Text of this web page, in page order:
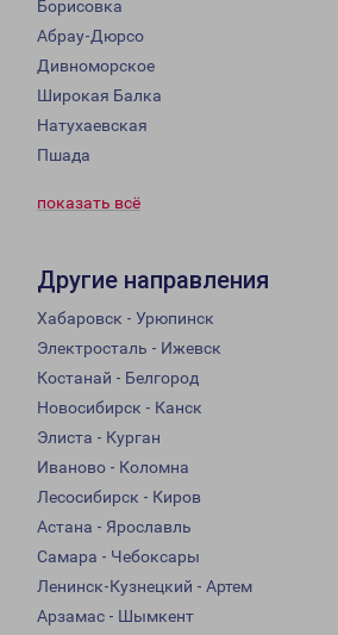
Борисовка
Абрау-Дюрсо
Дивноморское
Широкая Балка
Натухаевская
Пшада
показать всё
Другие направления
Хабаровск - Урюпинск
Электросталь - Ижевск
Костанай - Белгород
Новосибирск - Канск
Элиста - Курган
Иваново - Коломна
Лесосибирск - Киров
Астана - Ярославль
Самара - Чебоксары
Ленинск-Кузнецкий - Артем
Арзамас - Шымкент